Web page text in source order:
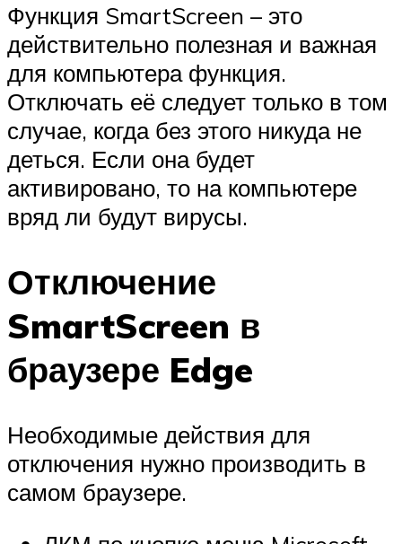
Функция SmartScreen – это
действительно полезная и важная
для компьютера функция.
Отключать её следует только в том
случае, когда без этого никуда не
деться. Если она будет
активировано, то на компьютере
вряд ли будут вирусы.
Отключение
SmartScreen в
браузере Edge
Необходимые действия для
отключения нужно производить в
самом браузере.